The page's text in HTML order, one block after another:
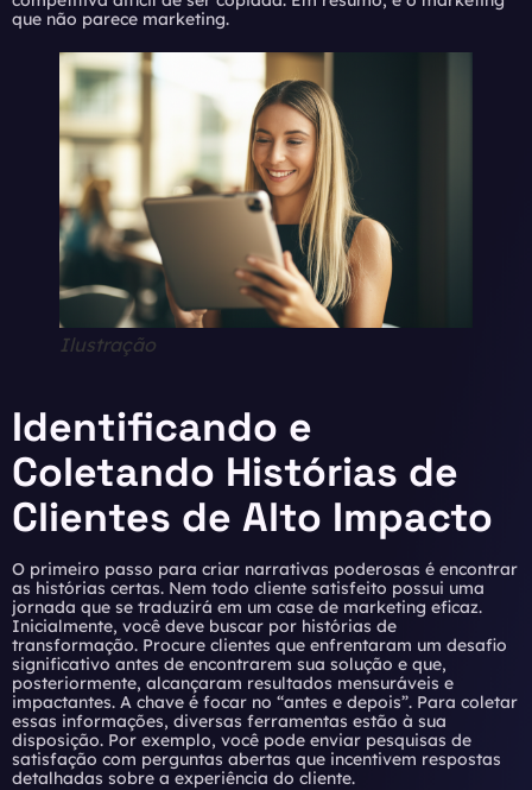
que não parece marketing.
Ilustração
Identificando e
Coletando Histórias de
Clientes de Alto Impacto
O primeiro passo para criar narrativas poderosas é encontrar
as histórias certas. Nem todo cliente satisfeito possui uma
jornada que se traduzirá em um case de marketing eficaz.
Inicialmente, você deve buscar por histórias de
transformação. Procure clientes que enfrentaram um desafio
significativo antes de encontrarem sua solução e que,
posteriormente, alcançaram resultados mensuráveis e
impactantes. A chave é focar no “antes e depois”. Para coletar
essas informações, diversas ferramentas estão à sua
disposição. Por exemplo, você pode enviar pesquisas de
satisfação com perguntas abertas que incentivem respostas
detalhadas sobre a experiência do cliente.